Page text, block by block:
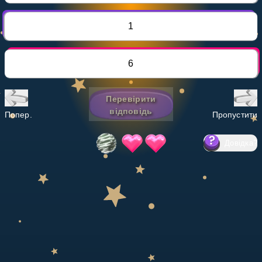
Invite a Friend
Select curriculum
1
6
Попер.
Перевірити
відповідь
Пропустити
?